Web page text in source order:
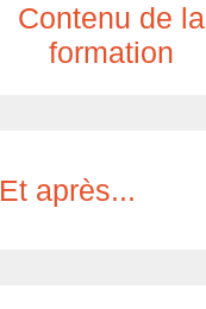
Contenu de la
formation
Et après...